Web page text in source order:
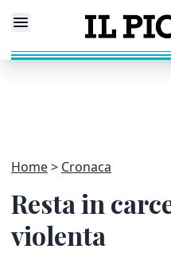
Home Cronaca
Resta in
violenta